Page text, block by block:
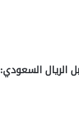
الريال السعودي: